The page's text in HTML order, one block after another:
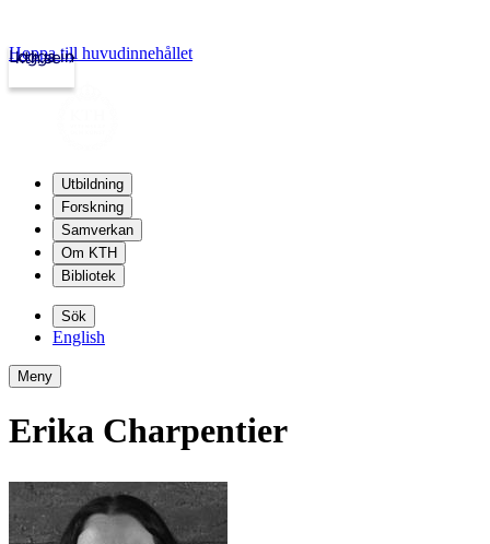
kth.se
Logga in
Hoppa till huvudinnehållet
Utbildning
Forskning
Samverkan
Om KTH
Bibliotek
Sök
English
Meny
Erika Charpentier